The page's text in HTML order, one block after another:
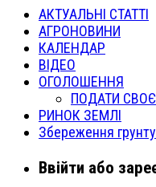
АКТУАЛЬНІ СТАТТІ
АГРОНОВИНИ
КАЛЕНДАР
ВІДЕО
ОГОЛОШЕННЯ
ПОДАТИ
РИНОК ЗЕМЛІ
Збереження грунту
Ввійти або